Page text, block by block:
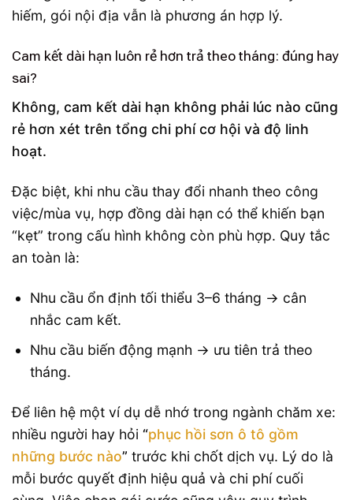
hiếm, gói nội địa vẫn là phương án hợp lý.
Cam kết dài hạn luôn rẻ hơn trả theo tháng: đúng hay
sai?
Không, cam kết dài hạn không phải lúc nào cũng
rẻ hơn xét trên tổng chi phí cơ hội và độ linh
hoạt.
Đặc biệt, khi nhu cầu thay đổi nhanh theo công
việc/mùa vụ, hợp đồng dài hạn có thể khiến bạn
“kẹt” trong cấu hình không còn phù hợp. Quy tắc
an toàn là:
Nhu cầu ổn định tối thiểu 3–6 tháng → cân
nhắc cam kết.
Nhu cầu biến động mạnh → ưu tiên trả theo
tháng.
Để liên hệ một ví dụ dễ nhớ trong ngành chăm xe:
nhiều người hay hỏi “phục hồi sơn ô tô gồm
những bước nào” trước khi chốt dịch vụ. Lý do là
mỗi bước quyết định hiệu quả và chi phí cuối